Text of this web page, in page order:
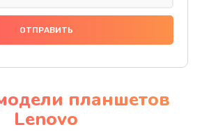
Замена тачскрина
разъема питания
планшетов
Lenovo